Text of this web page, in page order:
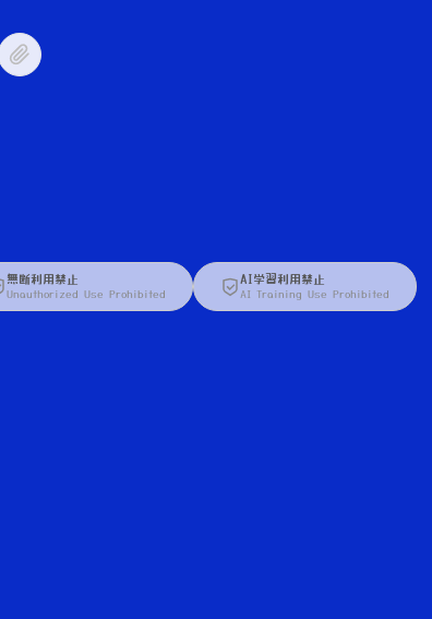
無断利用禁止
Unauthorized Use Prohibited
AI学習利用禁止
AI Training Use Prohibited